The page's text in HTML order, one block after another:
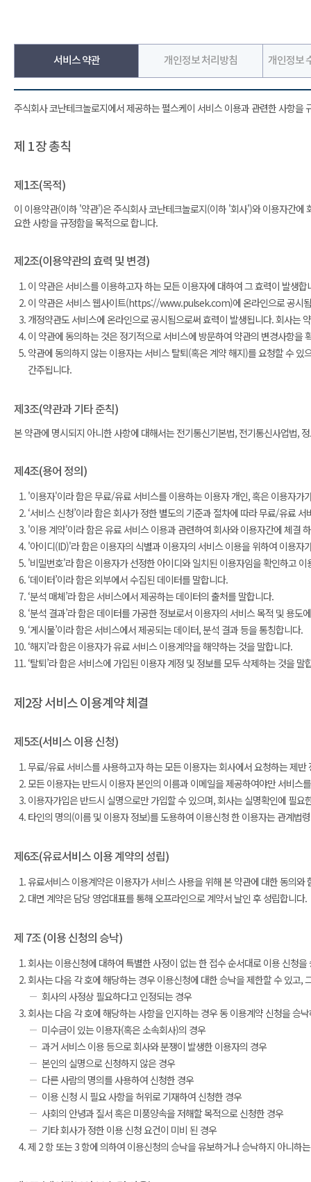
서비스 약관 개인정보 처리방침 개인정보
주식회사 코난테크놀로지에서 제공하는 펄스케이 서비스 이용과 관련한 사항을
제 1 장 총칙
제1조(목적)
이 이용약관(이하 '약관')은 주식회사 코난테크놀로지(이하 '회사')와 이용자간
요한 사항을 규정함을 목적으로 합니다.
제2조(이용약관의 효력 및 변경)
이 약관은 서비스를 이용하고자 하는 모든 이용자에 대하여 그 효력이 발생합
이 약관은 서비스 웹사이트(https://www.pulsek.com)에 온라인으로 공시
개정약관도 서비스에 온라인으로 공시됨으로써 효력이 발생됩니다. 회사는
이 약관에 동의하는 것은 정기적으로 서비스에 방문하여 약관의 변경사항
약관에 동의하지 않는 이용자는 서비스 탈퇴(혹은 계약 해지)를 요청할 수
간주됩니다.
제3조(약관과 기타 준칙)
본 약관에 명시되지 아니한 사항에 대해서는 전기통신기본법, 전기통신사업법,
제4조(용어 정의)
'이용자'이라 함은 무료/유료 서비스를 이용하는 이용자 개인, 혹은 이용자가
‘서비스 신청’이라 함은 회사가 정한 별도의 기준과 절차에 따라 무료/유료
'이용 계약'이라 함은 유료 서비스 이용과 관련하여 회사와 이용자간에 체결
'아이디(ID)'라 함은 이용자의 식별과 이용자의 서비스 이용을 위하여 이용
'비밀번호'라 함은 이용자가 선정한 아이디와 일치된 이용자임을 확인하고
‘데이터’이라 함은 외부에서 수집된 데이터를 말합니다.
‘분석 매체’라 함은 서비스에서 제공하는 데이터의 출처를 말합니다.
‘분석 결과’라 함은 데이터를 가공한 정보로서 이용자의 서비스 목적 및 용
‘게시물’이라 함은 서비스에서 제공되는 데이터, 분석 결과 등을 통칭합니다.
‘해지’라 함은 이용자가 유료 서비스 이용계약을 해약하는 것을 말합니다.
‘탈퇴’라 함은 서비스에 가입된 이용자 계정 및 정보를 모두 삭제하는 것을 말
제2장 서비스 이용계약 체결
제5조(서비스 이용 신청)
무료/유료 서비스를 사용하고자 하는 모든 이용자는 회사에서 요청하는 제
모든 이용자는 반드시 이용자 본인의 이름과 이메일을 제공하여야만 서비
이용자가입은 반드시 실명으로만 가입할 수 있으며, 회사는 실명확인에 필요
타인의 명의(이름 및 이용자 정보)를 도용하여 이용신청 한 이용자는 관계법
제6조(유료서비스 이용 계약의 성립)
유료서비스 이용계약은 이용자가 서비스 사용을 위해 본 약관에 대한 동의
대면 계약은 담당 영업대표를 통해 오프라인으로 계약서 날인 후 성립합니다.
제 7조 (이용 신청의 승낙)
회사는 이용신청에 대하여 특별한 사정이 없는 한 접수 순서대로 이용 신청을
회사는 다음 각 호에 해당하는 경우 이용신청에 대한 승낙을 제한할 수 있고,
회사의 사정상 필요하다고 인정되는 경우
회사는 다음 각 호에 해당하는 사항을 인지하는 경우 동 이용계약 신청을 승
미수금이 있는 이용자(혹은 소속회사)의 경우
과거 서비스 이용 등으로 회사와 분쟁이 발생한 이용자의 경우
본인의 실명으로 신청하지 않은 경우
다른 사람의 명의를 사용하여 신청한 경우
이용 신청 시 필요 사항을 허위로 기재하여 신청한 경우
사회의 안녕과 질서 혹은 미풍양속을 저해할 목적으로 신청한 경우
기타 회사가 정한 이용 신청 요건이 미비 된 경우
제 2 항 또는 3 항에 의하여 이용신청의 승낙을 유보하거나 승낙하지 아니하